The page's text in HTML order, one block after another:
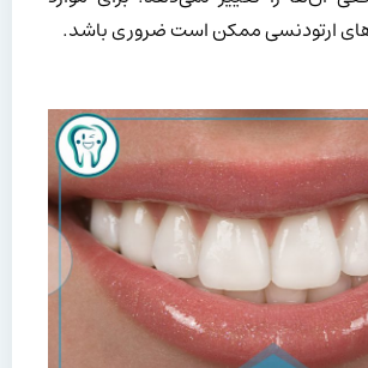
ارتودنسی ممکن است ضروری باشد.